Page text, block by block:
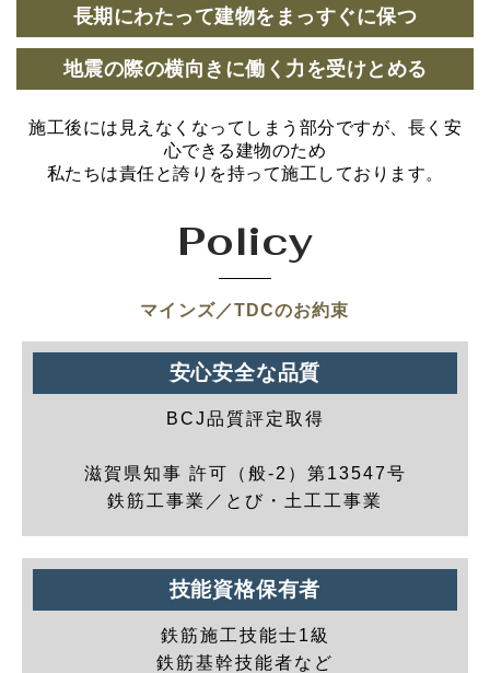
長期にわたって建物をまっすぐに保つ
地震の際の横向きに働く力を受けとめる
施工後には見えなくなってしまう部分ですが、長く安
心できる建物のため
私たちは責任と誇りを持って施工しております。
Policy
マインズ／TDCのお約束
安心安全な品質
BCJ品質評定取得
滋賀県知事 許可（般-2）第13547号
鉄筋工事業／とび・土工工事業
技能資格保有者
鉄筋施工技能士1級
鉄筋基幹技能者など